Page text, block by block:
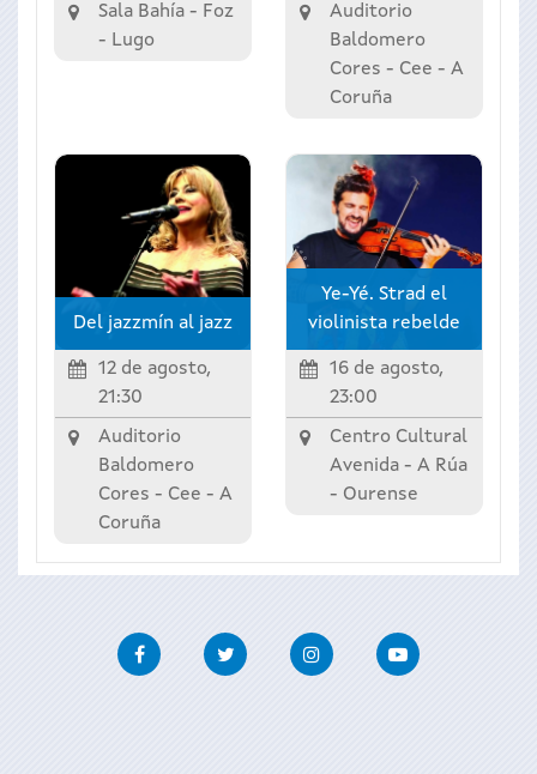
Sala Bahía - Foz
- Lugo
Auditorio
Baldomero
Cores - Cee - A
Coruña
Del jazzmín al jazz
12 de agosto,
21:30
Auditorio
Baldomero
Cores - Cee - A
Coruña
Ye-Yé. Strad el
violinista rebelde
16 de agosto,
23:00
Centro Cultural
Avenida - A Rúa
- Ourense
FacebookTwitter InstagramYoutube